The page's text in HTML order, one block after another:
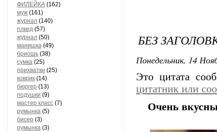
ФИЛЕЙКА (162)
муж (161)
журнал (140)
плкед (57)
журнал (50)
манишка (49)
бриошь (38)
сумка (25)
прихватки (25)
коврик (14)
бюргер (13)
подушки (9)
мастер класс (7)
румынка (5)
бисер (3)
румынка (3)
БЕЗ
Понедельник, 14
Это цитата
цитатник или
Очень